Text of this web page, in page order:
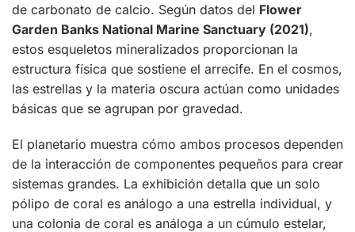
de carbonato de calcio. Según datos del Flower
Garden Banks National Marine Sanctuary (2021),
estos esqueletos mineralizados proporcionan la
estructura física que sostiene el arrecife. En el cosmos,
las estrellas y la materia oscura actúan como unidades
básicas que se agrupan por gravedad.
El planetario muestra cómo ambos procesos dependen
de la interacción de componentes pequeños para crear
sistemas grandes. La exhibición detalla que un solo
pólipo de coral es análogo a una estrella individual, y
una colonia de coral es análoga a un cúmulo estelar,